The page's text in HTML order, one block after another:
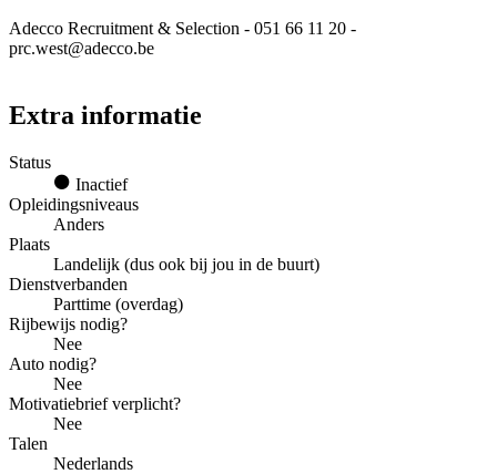
Adecco Recruitment & Selection - 051 66 11 20 -
prc.west@adecco.be
Extra informatie
Status
Inactief
Opleidingsniveaus
Anders
Plaats
Landelijk (dus ook bij jou in de buurt)
Dienstverbanden
Parttime (overdag)
Rijbewijs nodig?
Nee
Auto nodig?
Nee
Motivatiebrief verplicht?
Nee
Talen
Nederlands